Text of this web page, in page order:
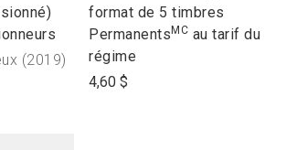
(2019)
open
product
name
format de 5 timbres
Permanents MC au tarif du
régime
4,60 $